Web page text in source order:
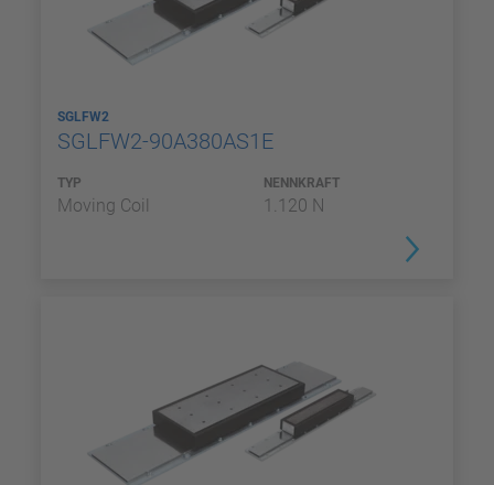
SGLFW2
SGLFW2-90A380AS1E
TYP
Moving Coil
NENNKRAFT
1.120 N